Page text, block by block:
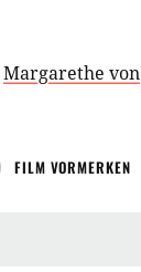
Margarethe von
FILM VORMERKEN